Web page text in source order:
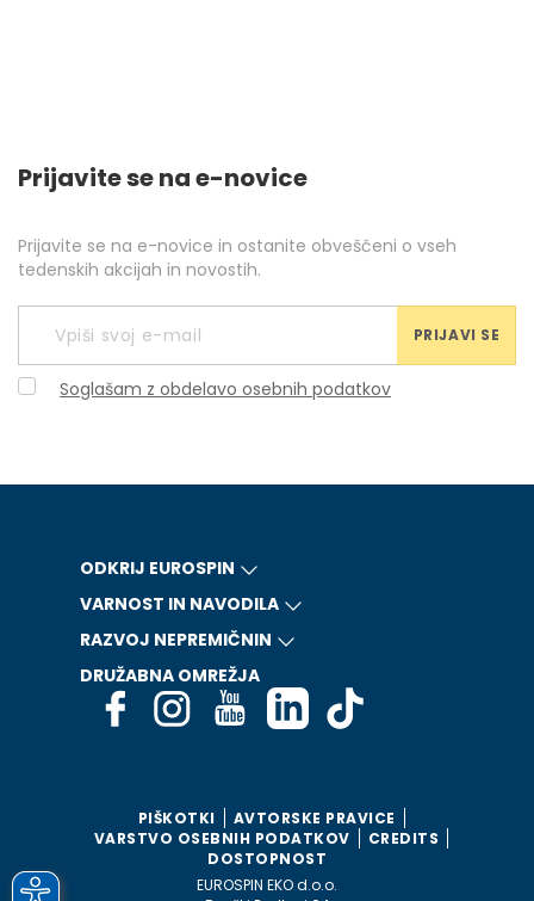
Prijavite se na e-novice
Prijavite se na e-novice in ostanite obveščeni o vseh
tedenskih akcijah in novostih.
PRIJAVI SE
Soglašam z obdelavo osebnih podatkov
ODKRIJ EUROSPIN
VARNOST IN NAVODILA
RAZVOJ NEPREMIČNIN
DRUŽABNA OMREŽJA
PIŠKOTKI
AVTORSKE PRAVICE
VARSTVO OSEBNIH PODATKOV
CREDITS
DOSTOPNOST
EUROSPIN EKO d.o.o.